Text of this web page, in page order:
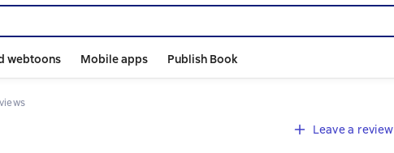
webtoons Mobile apps Publish Book
Leave a review